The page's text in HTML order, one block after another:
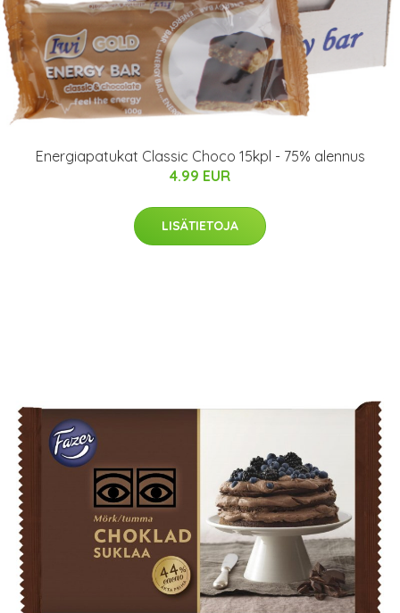
Energiapatukat Classic Choco 15kpl - 75% alennus
4.99 EUR
LISÄTIETOJA